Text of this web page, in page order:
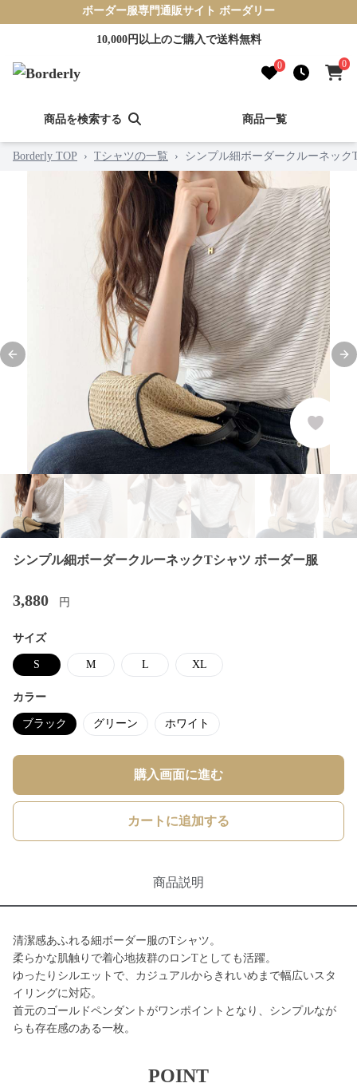
ボーダー服専門通販サイト ボーダリー
10,000円以上のご購入で送料無料
0 0
商品を検索する 商品一覧
Borderly TOP › Tシャツの一覧 › シンプル細ボーダークルーネック
Previous slide
シンプル細ボーダークルーネックTシャツ ボーダー服
3,880 円
サイズ
S M L XL
カラー
ブラック グリーン ホワイト
購入画面に進む
カートに追加する
商品説明
清潔感あふれる細ボーダー服のTシャツ。
柔らかな肌触りで着心地抜群のロンTとしても活躍。
ゆったりシルエットで、カジュアルからきれいめまで幅広いスタ
イリングに対応。
首元のゴールドペンダントがワンポイントとなり、シンプルなが
らも存在感のある一枚。
POINT